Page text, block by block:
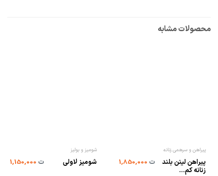
محصولات مشابه
پیراهن و سرهمی زنانه
پیراهن لینن بلند
زنانه کم...
ت1,850,000
شومیز و بولیز
شومیز لاولی ت1,150,000